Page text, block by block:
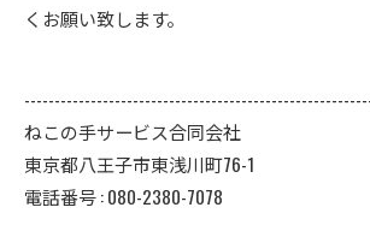
くお願い致します。
ねこの手サービス合同会社
東京都八王子市東浅川町76-1
電話番号 : 080-2380-7078